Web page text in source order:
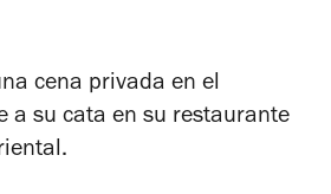
cena privada en el
a su cata en su restaurante